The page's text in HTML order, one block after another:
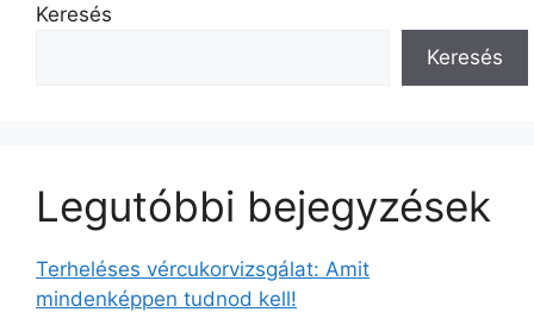
Keresés
Keresés
Legutóbbi bejegyzések
Terheléses vércukorvizsgálat: Amit
mindenképpen tudnod kell!